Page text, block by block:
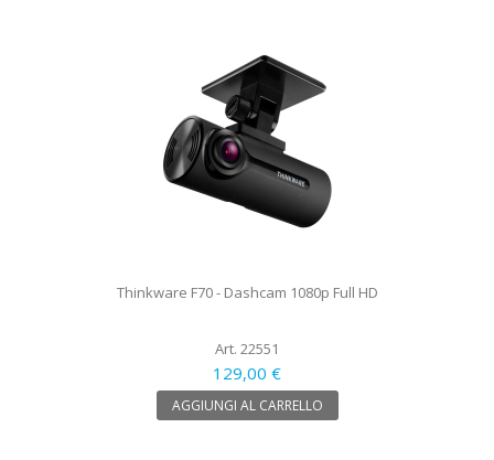
Thinkware F70 - Dashcam 1080p Full HD
Art. 22551
129,00 €
AGGIUNGI AL CARRELLO